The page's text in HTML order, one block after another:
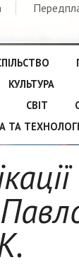
КУЛЬТУРА
СВІТ
ТА